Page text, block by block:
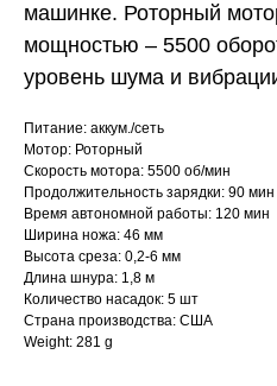
машинке. Роторный
мощностью – 5500
уровень шума и
Питание: аккум./сеть
Мотор: Роторный
Скорость мотора: 5500 об/мин
Продолжительность зарядки: 90 мин
Время автономной работы: 120 мин
Ширина ножа: 46 мм
Высота среза: 0,2-6 мм
Длина шнура: 1,8 м
Количество насадок: 5 шт
Страна производства: США
Weight: 281 g